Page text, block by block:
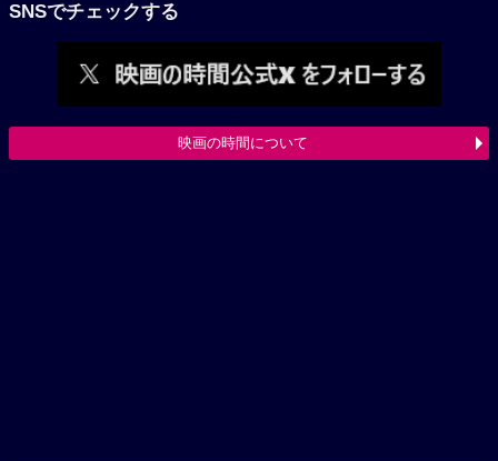
SNSでチェックする
映画の時間について